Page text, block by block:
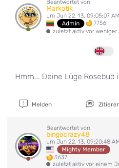
Beantwortet von
Markotik
um Jun 22, 13, 09:05:07 AM
Admin
7756
zuletzt aktiv vor weniger
Hmm... Deine Lüge Rosebud
Melden
Beantwortet von
bingocrazy48
um Jun 22, 13, 09:20:48 AM
Mighty Member
3637
zuletzt aktiv vor einem